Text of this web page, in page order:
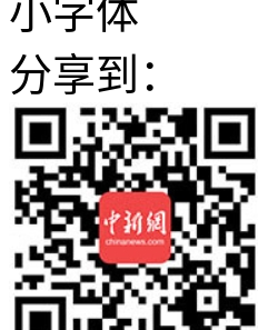
小字体
分享到：